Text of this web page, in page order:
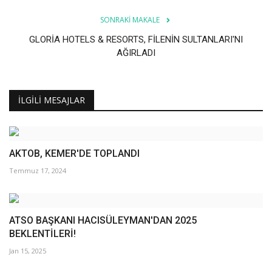
SONRAKI MAKALE
GLORİA HOTELS & RESORTS, FİLENİN SULTANLARI'NI
AĞIRLADI
İLGILI MESAJLAR
AKTOB, KEMER'DE TOPLANDI
Temmuz 17, 2024
ATSO BAŞKANI HACISÜLEYMAN'DAN 2025
BEKLENTİLERİ!
Jan 15, 2025